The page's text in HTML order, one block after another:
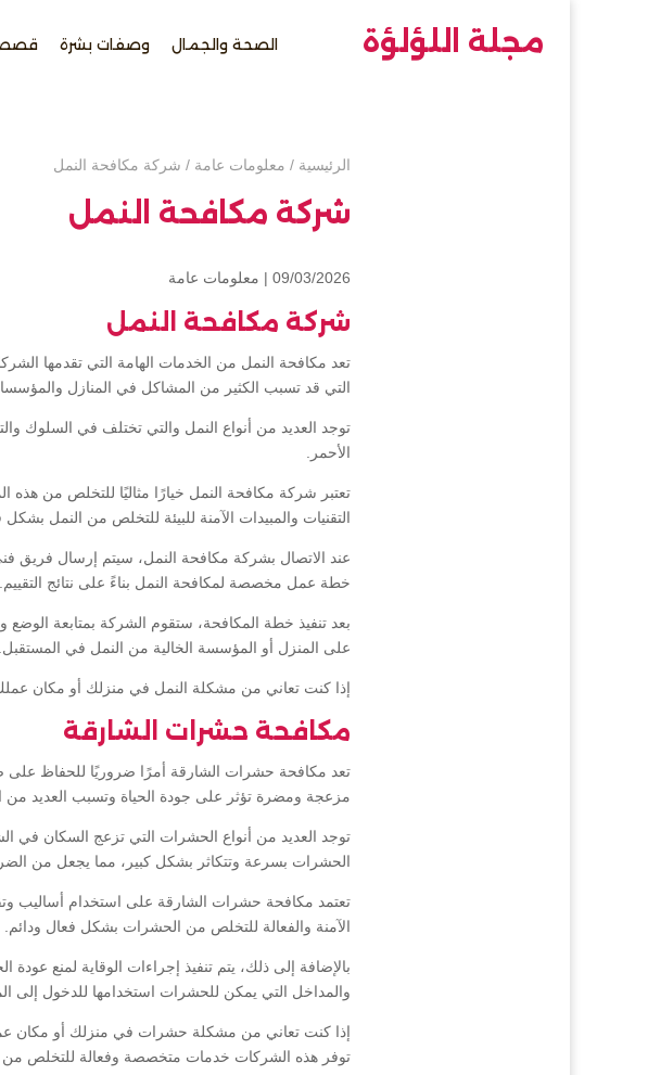
مجلة اللؤلؤة الصحة والجمال وصفات بشرة قصص
الرئيسية / معلومات عامة / شركة مكافحة النمل
شركة مكافحة النمل
09/03/2026 | معلومات عامة
شركة مكافحة النمل
تعد مكافحة النمل من الخدمات الهامة التي تقدمها
التي قد تسبب الكثير من المشاكل في المنازل
توجد العديد من أنواع النمل والتي تختلف في السلوك
الأحمر.
تعتبر شركة مكافحة النمل خيارًا مثاليًا للتخلص من
التقنيات والمبيدات الآمنة للبيئة للتخلص من النمل بشكل
عند الاتصال بشركة مكافحة النمل، سيتم إرسال فريق
خطة عمل مخصصة لمكافحة النمل بناءً على نتائج التقييم.
بعد تنفيذ خطة المكافحة، ستقوم الشركة بمتابعة
على المنزل أو المؤسسة الخالية من النمل في المستقبل.
إذا كنت تعاني من مشكلة النمل في منزلك أو مكان
مكافحة حشرات الشارقة
تعد مكافحة حشرات الشارقة أمرًا ضروريًا للحفاظ على
مزعجة ومضرة تؤثر على جودة الحياة وتسبب العديد من
توجد العديد من أنواع الحشرات التي تزعج السكان في
الحشرات بسرعة وتتكاثر بشكل كبير، مما يجعل من
تعتمد مكافحة حشرات الشارقة على استخدام أساليب
الآمنة والفعالة للتخلص من الحشرات بشكل فعال ودائم.
بالإضافة إلى ذلك، يتم تنفيذ إجراءات الوقاية لمنع
والمداخل التي يمكن للحشرات استخدامها للدخول إلى
إذا كنت تعاني من مشكلة حشرات في منزلك أو مكان
توفر هذه الشركات خدمات متخصصة وفعالة للتخلص